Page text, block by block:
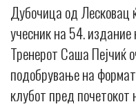
Дубочица од Лесковац
учесник на 54.
Тренерот Саша Пејчиќ
подобрување на
клубот пред почетокот